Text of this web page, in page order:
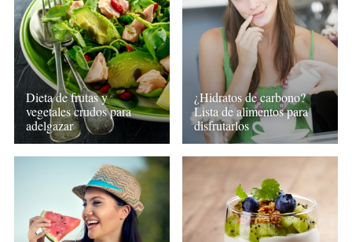
Dieta de frutas y
vegetales crudos para
adelgazar
¿Hidratos de carbono?
Lista de alimentos para
disfrutarlos